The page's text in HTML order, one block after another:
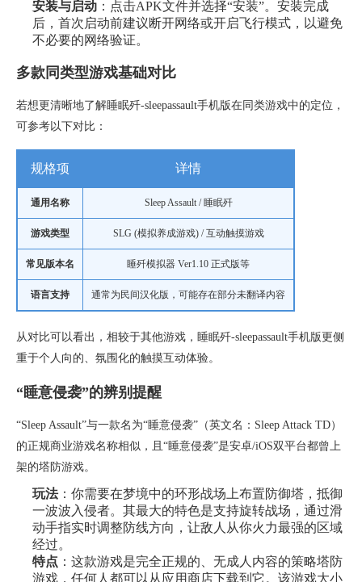
安装与启动 ：点击APK文件并选择“安装”。安装完成
后，首次启动前建议断开网络或开启飞行模式，以避免
不必要的网络验证。
多款同类型游戏基础对比
若想更清晰地了解睡眠歼-sleepassault手机版在同类游戏中的定位，
可参考以下对比：
规格项 详情
通用名称 Sleep Assault / 睡眠歼
游戏类型 SLG (模拟养成游戏) / 互动触摸游戏
常见版本名 睡歼模拟器 Ver1.10 正式版等
语言支持 通常为民间汉化版，可能存在部分未翻译内容
从对比可以看出，相较于其他游戏，睡眠歼-sleepassault手机版更侧
重于个人向的、氛围化的触摸互动体验。
“睡意侵袭”的辨别提醒
“Sleep Assault”与一款名为“睡意侵袭”（英文名：Sleep Attack TD）
的正规商业游戏名称相似，且“睡意侵袭”是安卓/iOS双平台都曾上
架的塔防游戏。
玩法：你需要在梦境中的环形战场上布置防御塔，抵御
一波波入侵者。其最大的特色是支持旋转战场，通过滑
动手指实时调整防线方向，让敌人从你火力最强的区域
经过。
特点 ：这款游戏是完全正规的、无成人内容的策略塔防
游戏，任何人都可以从应用商店下载到它。该游戏大小